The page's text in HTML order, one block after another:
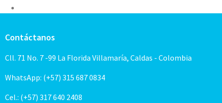
Contáctanos
Cll. 71 No. 7 -99 La Florida Villamaría, Caldas - Colombia
WhatsApp: (+57) 315 687 0834
Cel.: (+57) 317 640 2408